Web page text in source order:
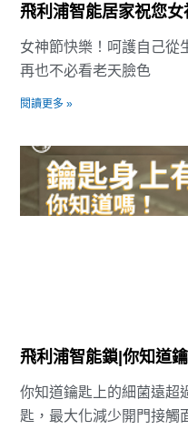
飛利浦智能居家祝您女
女神節快樂！呵護自己從
再也不必看老天臉色
閱讀更多 »
飛利浦智能鎖|你知道
你知道鑰匙上的細菌遠超
匙，最大化減少開門接觸